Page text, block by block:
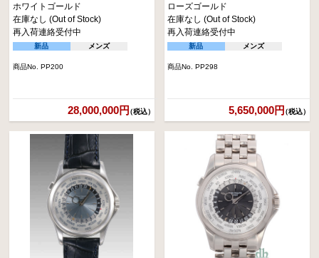
ホワイトゴールド
在庫なし (Out of Stock)
再入荷連絡受付中
新品 メンズ
商品No. PP200
28,000,000円（税込）
ローズゴールド
在庫なし (Out of Stock)
再入荷連絡受付中
新品 メンズ
商品No. PP298
5,650,000円（税込）